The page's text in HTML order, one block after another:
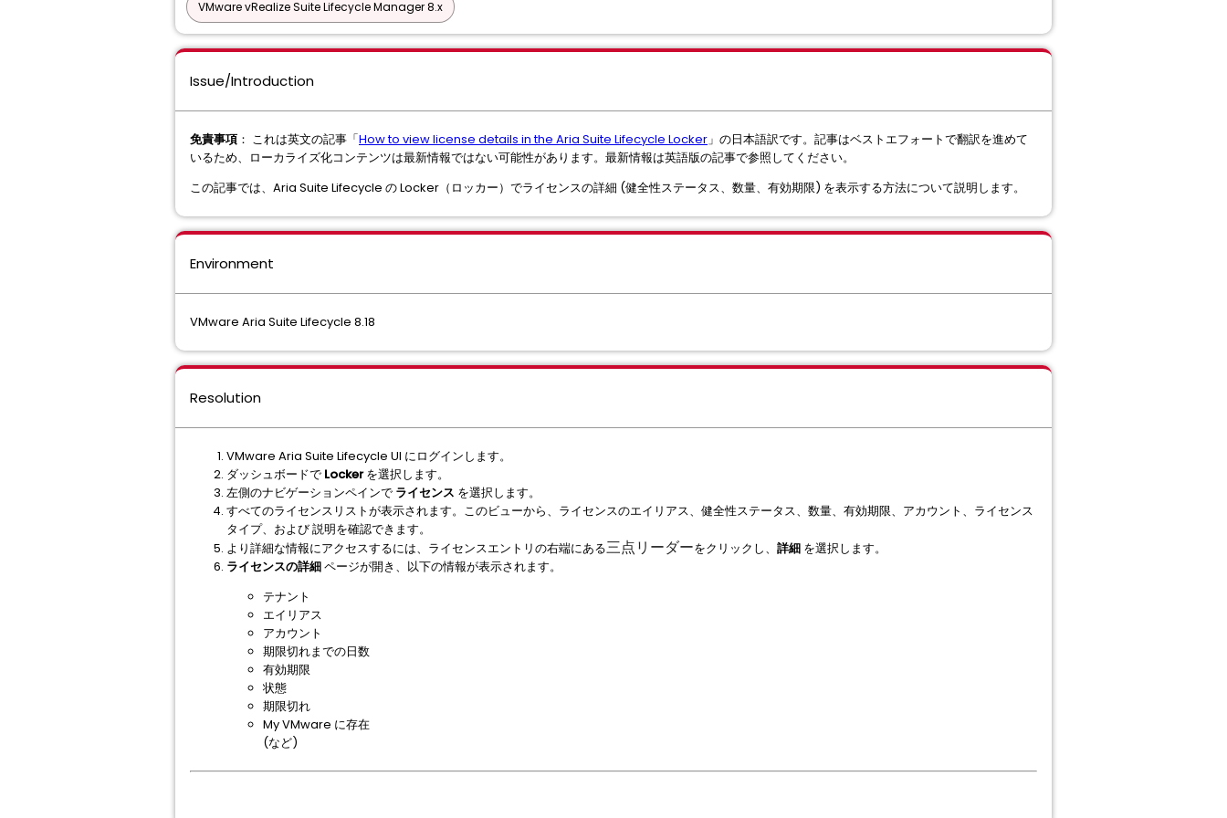
VMware vRealize Suite Lifecycle Manager 8.x
Issue/Introduction
免責事項 ： これは英文の記事「How to view license details in the Aria Suite Lifecycle Locker」の日本語訳です。記事はベストエフォートで翻訳を進めて
いるため、ローカライズ化コンテンツは最新情報ではない可能性があります。最新情報は英語版の記事で参照してください。
この記事では、Aria Suite Lifecycle の Locker（ロッカー）でライセンスの詳細 (健全性ステータス、数量、有効期限) を表示する方法について説明します。
Environment
VMware Aria Suite Lifecycle 8.18
Resolution
VMware Aria Suite Lifecycle UI にログインします。
ダッシュボードで Lockerを選択します。
左側のナビゲーションペインで ライセンス を選択します。
すべてのライセンスリストが表示されます。このビューから、ライセンスのエイリアス、健全性ステータス、数量、有効期限、アカウント、ライセンス
タイプ、および 説明を確認できます。
より詳細な情報にアクセスするには、ライセンスエントリの右端にある三点リーダーをクリックし、 詳細 を選択します。
ライセンスの詳細ページが開き、以下の情報が表示されます。
テナント
エイリアス
アカウント
期限切れまでの日数
有効期限
状態
期限切れ
My VMware に存在
(など)